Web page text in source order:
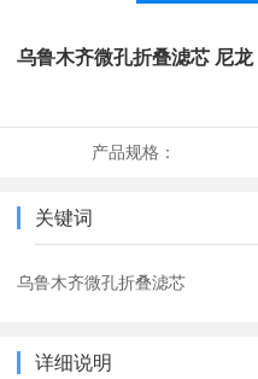
乌鲁木齐微孔折叠滤芯 尼龙
产品规格：
关键词
乌鲁木齐微孔折叠滤芯
详细说明